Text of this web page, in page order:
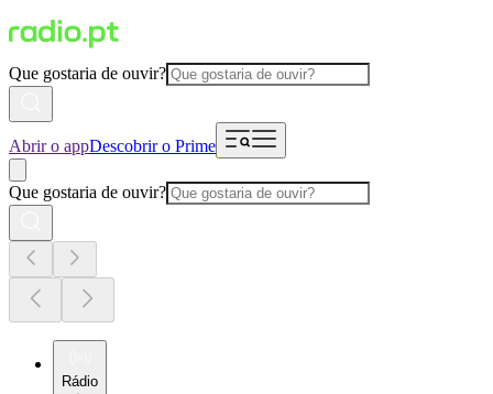
Que gostaria de ouvir?
Abrir o appDescobrir o Prime
Que gostaria de ouvir?
Rádio